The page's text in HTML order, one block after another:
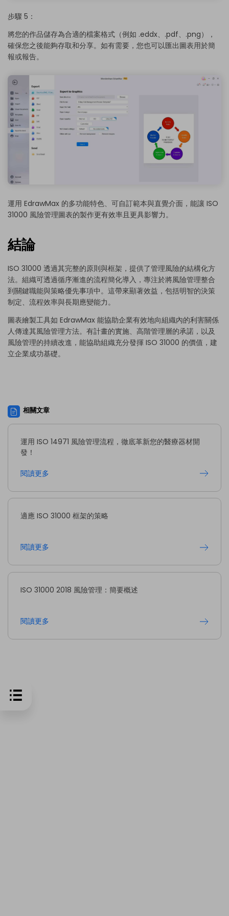
步驟 5：
將您的作品儲存為合適的檔案格式（例如 .eddx、.pdf、.png），
確保您之後能夠存取和分享。如有需要，您也可以匯出圖表用於簡
報或報告。
運用 EdrawMax 的多功能特色、可自訂範本與直覺介面，能讓 ISO
31000 風險管理圖表的製作更有效率且更具影響力。
結論
ISO 31000 透過其完整的原則與框架，提供了管理風險的結構化方
法。組織可透過循序漸進的流程簡化導入，專注於將風險管理整合
到關鍵職能與策略優先事項中。這帶來顯著效益，包括明智的決策
制定、流程效率與長期應變能力。
圖表繪製工具如 EdrawMax 能協助企業有效地向組織內的利害關係
人傳達其風險管理方法。有計畫的實施、高階管理層的承諾，以及
風險管理的持續改進，能協助組織充分發揮 ISO 31000 的價值，建
立企業成功基礎。
相關文章
運用 ISO 14971 風險管理流程，徹底革新您的醫療器材開
發！
閱讀更多
適應 ISO 31000 框架的策略
閱讀更多
ISO 31000 2018 風險管理：簡要概述
閱讀更多